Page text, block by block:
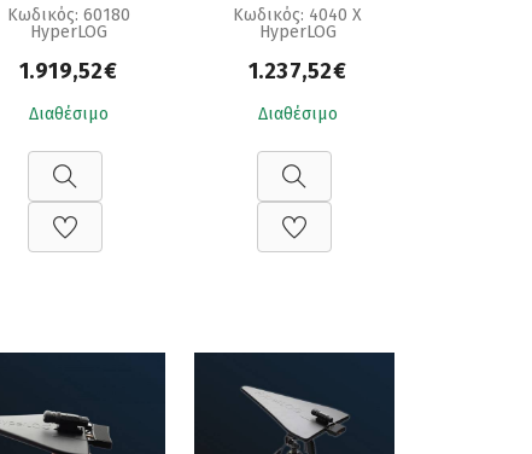
Κωδικός: 60180
HyperLOG
1.919,52€
Διαθέσιμο
Κωδικός: 4040 X
HyperLOG
1.237,52€
Διαθέσιμο